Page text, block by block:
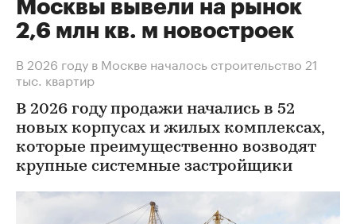
Москвы вывели на рынок
2,6 млн кв. м новостроек
В 2026 году в Москве началось строительство 21
тыс. квартир
В 2026 году продажи начались в 52
новых корпусах и жилых комплексах,
которые преимущественно возводят
крупные системные застройщики